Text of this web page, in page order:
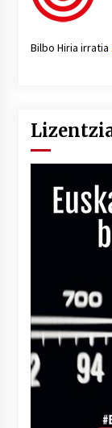
Bilbo Hiria irratia